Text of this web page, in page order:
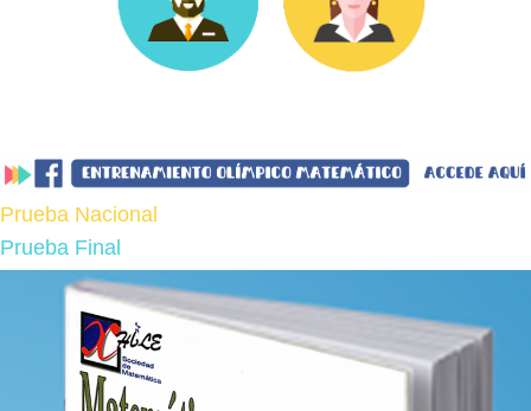
Prueba Nacional
Prueba Final